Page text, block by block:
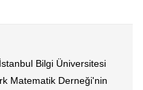
Bilgi Üniversitesi
Matematik Derneği'nin